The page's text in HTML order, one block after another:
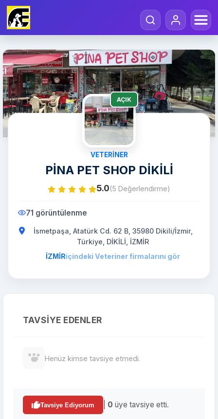
AÇIK
VETERINER
PİNA PET SHOP DİKİLİ
5.0(5 Değerlendirme)
71 görüntülenme
İsmetpaşa, Atatürk Cd. 62 B, 35980 Dikili/İzmir,
Türkiye, DİKİLİ, İZMİR
İZMİRiçindeki Veteriner firmalarını gör
TAVSIYE EDENLER
Henüz kimse tavsiye etmedi.
Tavsiye Ediyorum 0 üye tavsiye etti.